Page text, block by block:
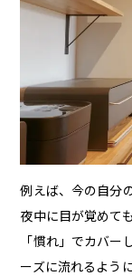
例えば、今の自分
夜中に目が覚めて
「慣れ」でカバ
ーズに流れるよう